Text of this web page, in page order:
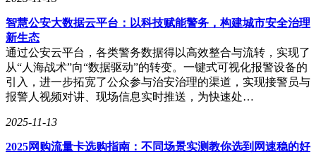
后，系统时延降低了50%，成本下降了92%。
火山引擎还发布了新一代全模态向量模型Seed1.6-
Embedding。该模型能将文本、图像、视频转化为统一的语义
向量，实现模态间的“互相理解”。这意味着文本可以精确检索
图像，视频可以被语义性标注，图文信息能共同参与知识构建
真正统一的多模态知识库，提升AI系统的内容理解深度和响
应准确度。
智慧公安大数据云平台：以科技赋能警务，构建城市安全治理
新生态
通过公安云平台，各类警务数据得以高效整合与流转，实现了
从“人海战术”向“数据驱动”的转变。一键式可视化报警设备的
引入，进一步拓宽了公众参与治安治理的渠道，实现接警员与
报警人视频对讲、现场信息实时推送，为快速处…
2025-11-13
2025网购流量卡选购指南：不同场景实测教你选到网速稳的好